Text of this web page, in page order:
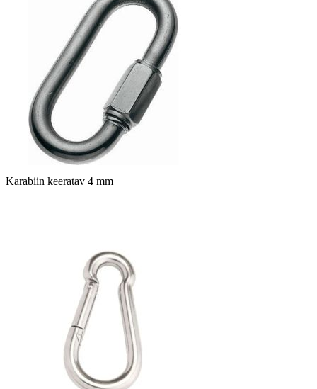
Karabiin keeratav 4 mm